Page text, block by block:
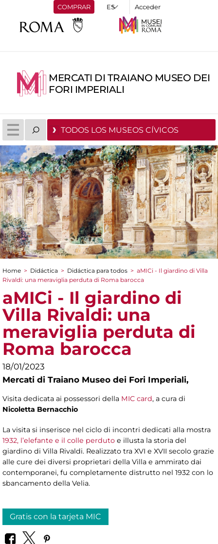
COMPRAR Acceder
MERCATI DI TRAIANO MUSEO DEI
FORI IMPERIALI
TODOS LOS MUSEOS CÍVICOS
You are here
Home > Didáctica > Didáctica para todos > aMICi - Il giardino di Villa
Rivaldi: una meraviglia perduta di Roma barocca
aMICi - Il giardino di
Villa Rivaldi: una
meraviglia perduta di
Roma barocca
18/01/2023
Mercati di Traiano Museo dei Fori Imperiali,
Visita dedicata ai possessori della MIC card, a cura di
Nicoletta Bernacchio
La visita si inserisce nel ciclo di incontri dedicati alla mostra
1932, l’elefante e il colle perduto e illusta la storia del
giardino di Villa Rivaldi. Realizzato tra XVI e XVII secolo grazie
alle cure dei diversi proprietari della Villa e ammirato dai
contemporanei, fu completamente distrutto nel 1932 con lo
sbancamento della Velia.
Gratis con la tarjeta MIC